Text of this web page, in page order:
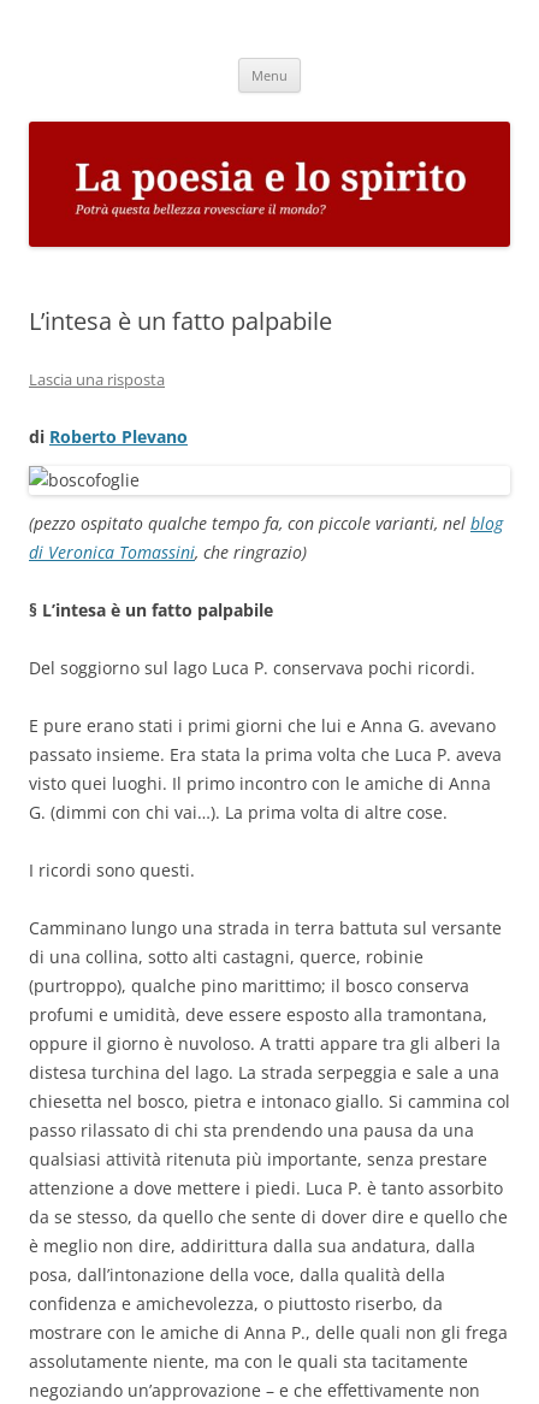
Menu
L’intesa è un fatto palpabile
Lascia una risposta
di Roberto Plevano
(pezzo ospitato qualche tempo fa, con piccole varianti, nel blog
di Veronica Tomassini, che ringrazio)
§ L’intesa è un fatto palpabile
Del soggiorno sul lago Luca P. conservava pochi ricordi.
E pure erano stati i primi giorni che lui e Anna G. avevano
passato insieme. Era stata la prima volta che Luca P. aveva
visto quei luoghi. Il primo incontro con le amiche di Anna
G. (dimmi con chi vai…). La prima volta di altre cose.
I ricordi sono questi.
Camminano lungo una strada in terra battuta sul versante
di una collina, sotto alti castagni, querce, robinie
(purtroppo), qualche pino marittimo; il bosco conserva
profumi e umidità, deve essere esposto alla tramontana,
oppure il giorno è nuvoloso. A tratti appare tra gli alberi la
distesa turchina del lago. La strada serpeggia e sale a una
chiesetta nel bosco, pietra e intonaco giallo. Si cammina col
passo rilassato di chi sta prendendo una pausa da una
qualsiasi attività ritenuta più importante, senza prestare
attenzione a dove mettere i piedi. Luca P. è tanto assorbito
da se stesso, da quello che sente di dover dire e quello che
è meglio non dire, addirittura dalla sua andatura, dalla
posa, dall’intonazione della voce, dalla qualità della
confidenza e amichevolezza, o piuttosto riserbo, da
mostrare con le amiche di Anna P., delle quali non gli frega
assolutamente niente, ma con le quali sta tacitamente
negoziando un’approvazione – e che effettivamente non